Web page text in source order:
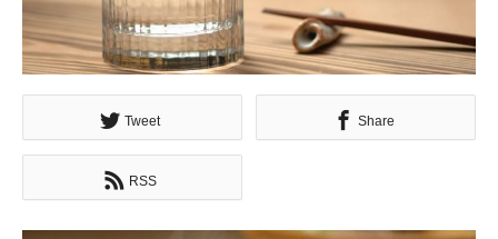
Tweet Share
RSS